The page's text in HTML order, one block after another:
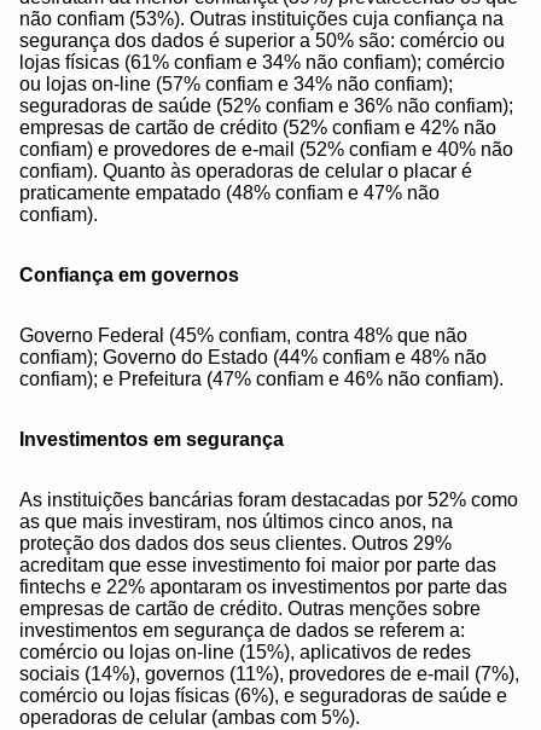
não confiam (53%). Outras instituições cuja confiança na
segurança dos dados é superior a 50% são: comércio ou
lojas físicas (61% confiam e 34% não confiam); comércio
ou lojas on-line (57% confiam e 34% não confiam);
seguradoras de saúde (52% confiam e 36% não confiam);
empresas de cartão de crédito (52% confiam e 42% não
confiam) e provedores de e-mail (52% confiam e 40% não
confiam). Quanto às operadoras de celular o placar é
praticamente empatado (48% confiam e 47% não
confiam).
Confiança em governos
Governo Federal (45% confiam, contra 48% que não
confiam); Governo do Estado (44% confiam e 48% não
confiam); e Prefeitura (47% confiam e 46% não confiam).
Investimentos em segurança
As instituições bancárias foram destacadas por 52% como
as que mais investiram, nos últimos cinco anos, na
proteção dos dados dos seus clientes. Outros 29%
acreditam que esse investimento foi maior por parte das
fintechs e 22% apontaram os investimentos por parte das
empresas de cartão de crédito. Outras menções sobre
investimentos em segurança de dados se referem a:
comércio ou lojas on-line (15%), aplicativos de redes
sociais (14%), governos (11%), provedores de e-mail (7%),
comércio ou lojas físicas (6%), e seguradoras de saúde e
operadoras de celular (ambas com 5%).